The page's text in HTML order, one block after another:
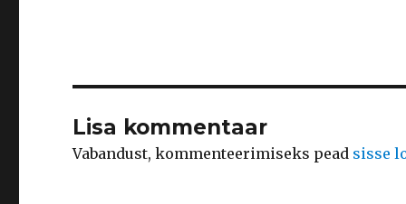
Lisa kommentaar
Vabandust, kommenteerimiseks pead sisse